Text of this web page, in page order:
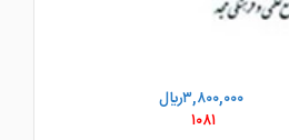
۳,۸۰۰,۰۰۰ريال
۱۰۸۱